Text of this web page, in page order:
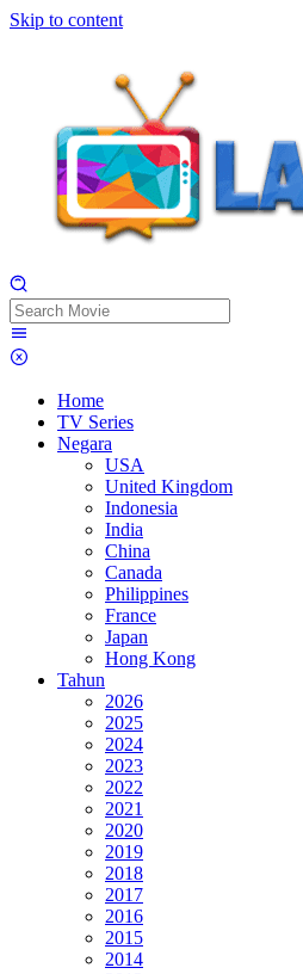
Skip to content
Home
TV Series
Negara
USA
United Kingdom
Indonesia
India
China
Canada
Philippines
France
Japan
Hong Kong
Tahun
2026
2025
2024
2023
2022
2021
2020
2019
2018
2017
2016
2015
2014